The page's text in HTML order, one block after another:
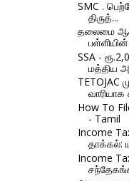
SMC .
திருத்...
தலைமை
SSA -
மத்திய
TETOJAC
வாரியாக
How To
- Tamil
Income
தாக்கல்:
Income